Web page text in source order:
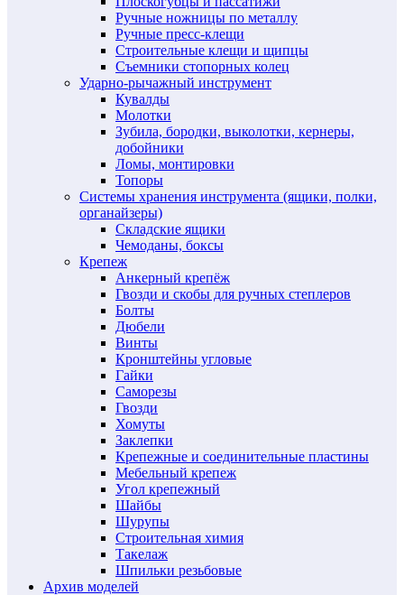
Ручные ножницы по металлу
Ручные пресс-клещи
Строительные клещи и щипцы
Съемники стопорных колец
Ударно-рычажный инструмент
Кувалды
Молотки
Зубила, бородки, выколотки, кернеры,
добойники
Ломы, монтировки
Топоры
Системы хранения инструмента (ящики, полки,
органайзеры)
Складские ящики
Чемоданы, боксы
Крепеж
Анкерный крепёж
Гвозди и скобы для ручных степлеров
Болты
Дюбели
Винты
Кронштейны угловые
Гайки
Саморезы
Гвозди
Хомуты
Заклепки
Крепежные и соединительные пластины
Мебельный крепеж
Угол крепежный
Шайбы
Шурупы
Строительная химия
Такелаж
Шпильки резьбовые
Архив моделей